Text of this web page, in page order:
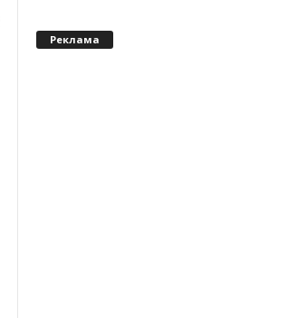
Реклама